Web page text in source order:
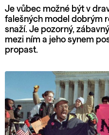
Je vůbec možné být v
falešných model dobrým
snaží. Je pozorný,
mezi ním a jeho synem
propast.